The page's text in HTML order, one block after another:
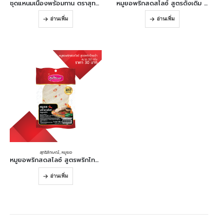
ชุดแหนมเนืองพร้อมทาน ตราสุทธิลักษณ์ ขนาด 690 กรัม (ไม่มีชุดผัก) Ready-to-Eat NamNuang 690 g.
อ่านเพิ่ม
หมูยอพริกสดสไลซ์ สูตรดั้งเดิม Sliced Vietnamese Sausage with Chilli (Original) 130 g.
อ่านเพิ่ม
สุทธิลักษณ์, หมูยอ
หมูยอพริกสดสไลซ์ สูตรพริกไทยดำ Sliced Vietnamese Sausage with Chilli (Black Pepper) 130 g.
อ่านเพิ่ม